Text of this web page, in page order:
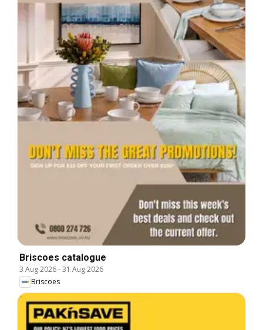
Briscoes catalogue
3 Aug 2026-31 Aug 2026
Briscoes